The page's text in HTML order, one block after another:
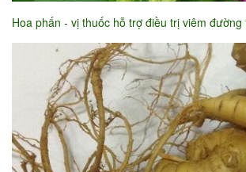
Hoa phấn - vị thuốc hỗ trợ điều trị viêm đường